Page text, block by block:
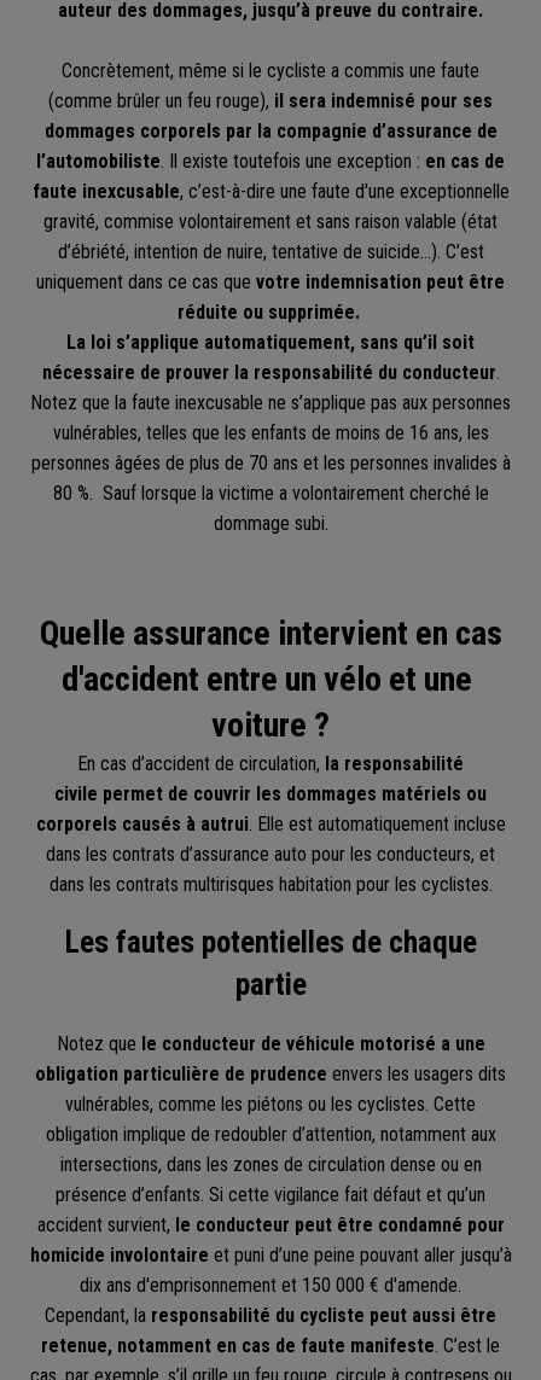
auteur des dommages, jusqu’à preuve du contraire.
Concrètement, même si le cycliste a commis une faute
(comme brûler un feu rouge), il sera indemnisé pour ses
dommages corporels par la compagnie d’assurance de
l’automobiliste . Il existe toutefois une exception : en cas de
faute inexcusable, c’est-à-dire une faute d'une exceptionnelle
gravité, commise volontairement et sans raison valable (état
d’ébriété, intention de nuire, tentative de suicide…). C’est
uniquement dans ce cas que votre indemnisation peut être
réduite ou supprimée.
La loi s’applique automatiquement, sans qu’il soit
nécessaire de prouver la responsabilité du conducteur
Notez que la faute inexcusable ne s’applique pas aux personnes
vulnérables, telles que les enfants de moins de 16 ans, les
personnes âgées de plus de 70 ans et les personnes invalides à
80 %. Sauf lorsque la victime a volontairement cherché le
dommage subi.
Quelle assurance intervient en cas
d'accident entre un vélo et une
voiture ?
En cas d’accident de circulation, la responsabilité
civile permet de couvrir les dommages matériels ou
corporels causés à autrui. Elle est automatiquement incluse
dans les contrats d’assurance auto pour les conducteurs, et
dans les contrats multirisques habitation pour les cyclistes.
Les fautes potentielles de chaque
partie
Notez que le conducteur de véhicule motorisé a une
obligation particulière de prudence envers les usagers dits
vulnérables, comme les piétons ou les cyclistes. Cette
obligation implique de redoubler d’attention, notamment aux
intersections, dans les zones de circulation dense ou en
présence d’enfants. Si cette vigilance fait défaut et qu’un
accident survient, le conducteur peut être condamné pour
homicide involontaire et puni d’une peine pouvant aller jusqu’à
dix ans d'emprisonnement et 150 000 € d'amende.
Cependant, la responsabilité du cycliste peut aussi être
retenue, notamment en cas de faute manifeste. C’est le